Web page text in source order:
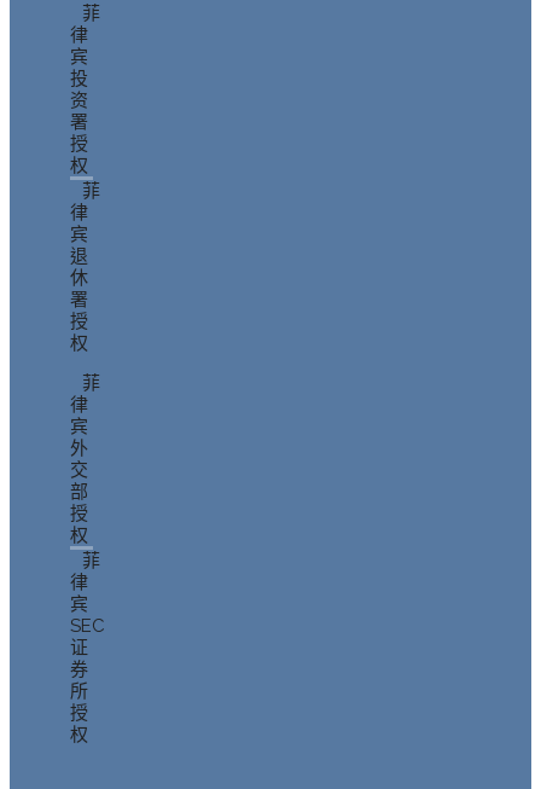
菲
律
宾
投
资
署
授
权
菲
律
宾
退
休
署
授
权
菲
律
宾
外
交
部
授
权
菲
律
宾
SEC
证
券
所
授
权